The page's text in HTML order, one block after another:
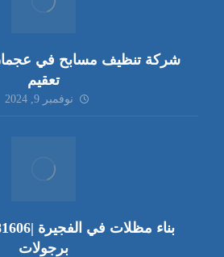
تعقيم
نوفمبر 9, 2024
برجولات